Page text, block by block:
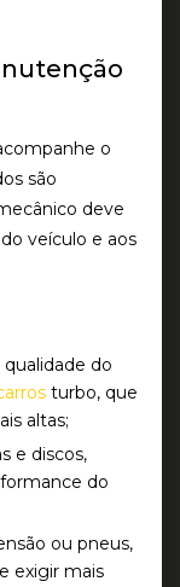
o
são
deve
veículo e aos
do
turbo, que
altas;
e discos,
do
ou pneus,
exigir mais